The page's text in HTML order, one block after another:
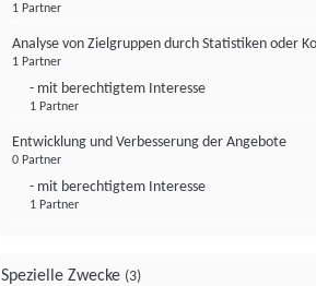
1 Partner
Analyse von Zielgruppen durch Statistiken oder
1 Partner
- mit berechtigtem Interesse
1 Partner
Entwicklung und Verbesserung der Angebote
0 Partner
- mit berechtigtem Interesse
1 Partner
Spezielle Zwecke (3)